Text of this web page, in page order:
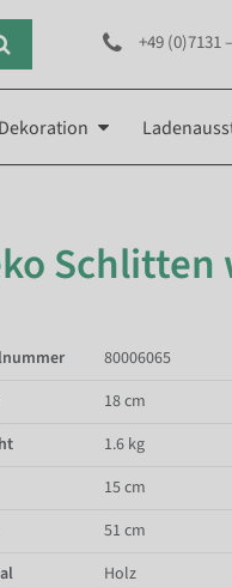
+49 (0)7131
Dekoration
Schlitten
80006065
18 cm
1.6 kg
15 cm
51 cm
Holz